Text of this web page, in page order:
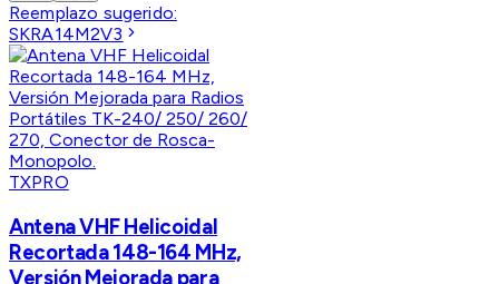
Reemplazo sugerido:
SKRA14M2V3
TXPRO
Antena VHF Helicoidal
Recortada 148-164 MHz,
Versión Mejorada para